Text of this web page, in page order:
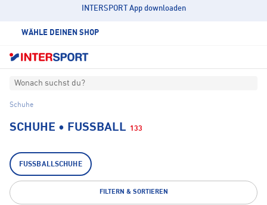
INTERSPORT App downloaden
WÄHLE DEINEN SHOP
Wonach suchst du?
Schuhe
SCHUHE • FUSSBALL 133
FUSSBALLSCHUHE
FILTERN & SORTIEREN